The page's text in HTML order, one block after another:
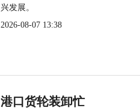
兴发展。
2026-08-07 13:38
港口货轮装卸忙